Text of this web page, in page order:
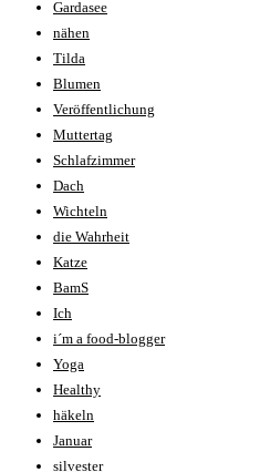
Gardasee
nähen
Tilda
Blumen
Veröffentlichung
Muttertag
Schlafzimmer
Dach
Wichteln
die Wahrheit
Katze
BamS
Ich
i´m a food-blogger
Yoga
Healthy
häkeln
Januar
silvester